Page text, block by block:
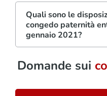
Quali sono le
congedo paternità
gennaio 2021?
Domande sui